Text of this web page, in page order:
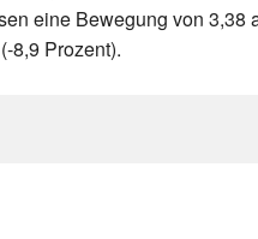
eine Bewegung von 3,38
8,9 Prozent).